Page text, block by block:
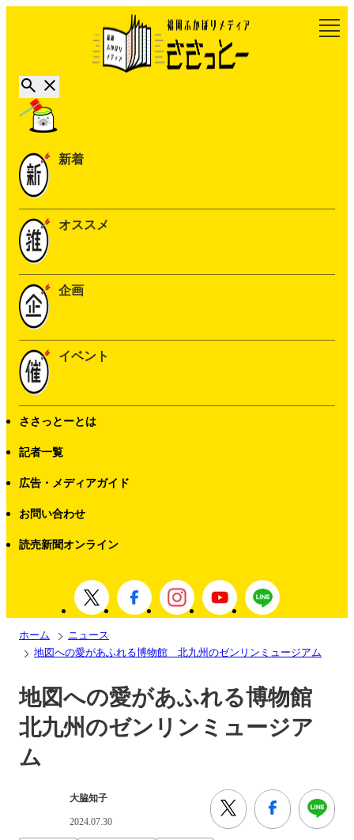
新着
オススメ
企画
イベント
ささっとーとは
記者一覧
広告・メディアガイド
お問い合わせ
読売新聞オンライン
ホーム
ニュース
地図への愛があふれる博物館 北九州のゼンリンミュージアム
地図への愛があふれる博物館
北九州のゼンリンミュージア
ム
大脇知子
2024.07.30